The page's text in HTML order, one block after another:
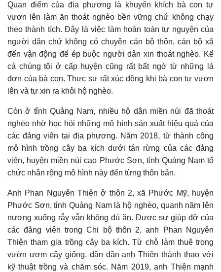
Quan điểm của địa phương là khuyến khích bà con tự
vươn lên làm ăn thoát nghèo bền vững chứ không chạy
theo thành tích. Đây là việc làm hoàn toàn tự nguyện của
người dân chứ không có chuyện cán bộ thôn, cán bộ xã
đến vận động để ép buộc người dân xin thoát nghèo. Kể
cả chúng tôi ở cấp huyện cũng rất bất ngờ từ những lá
đơn của bà con. Thực sự rất xúc động khi bà con tự vươn
lên và tự xin ra khỏi hộ nghèo.
Còn ở tỉnh Quảng Nam, nhiều hộ dân miền núi đã thoát
nghèo nhờ học hỏi những mô hình sản xuất hiệu quả của
các đảng viên tại địa phương. Năm 2018, từ thành công
mô hình trồng cây ba kích dưới tán rừng của các đảng
viên, huyện miền núi cao Phước Sơn, tỉnh Quảng Nam tổ
chức nhân rộng mô hình này đến từng thôn bản.
Anh Phan Nguyên Thiện ở thôn 2, xã Phước Mỹ, huyện
Phước Sơn, tỉnh Quảng Nam là hộ nghèo, quanh năm lên
nương xuống rẫy vẫn không đủ ăn. Được sự giúp đỡ của
các đảng viên trong Chi bộ thôn 2, anh Phan Nguyên
Thiện tham gia trồng cây ba kích. Từ chỗ làm thuê trong
vườn ươm cây giống, dần dần anh Thiện thành thạo với
kỹ thuật trồng và chăm sóc. Năm 2019, anh Thiện mạnh